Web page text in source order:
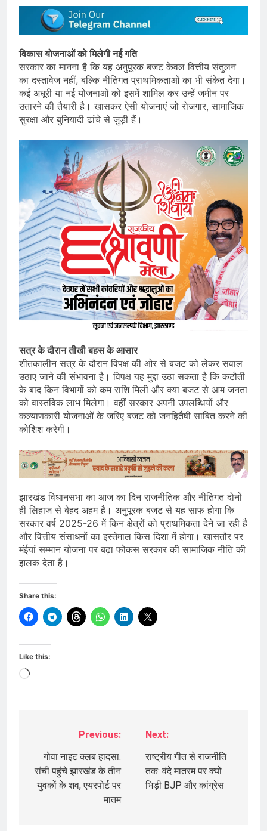
विकास योजनाओं को मिलेगी नई गति
सरकार का मानना है कि यह अनुपूरक बजट केवल वित्तीय संतुलन
का दस्तावेज नहीं, बल्कि नीतिगत प्राथमिकताओं का भी संकेत देगा।
कई अधूरी या नई योजनाओं को इसमें शामिल कर उन्हें जमीन पर
उतारने की तैयारी है। खासकर ऐसी योजनाएं जो रोजगार, सामाजिक
सुरक्षा और बुनियादी ढांचे से जुड़ी हैं।
सत्र के दौरान तीखी बहस के आसार
शीतकालीन सत्र के दौरान विपक्ष की ओर से बजट को लेकर सवाल
उठाए जाने की संभावना है। विपक्ष यह मुद्दा उठा सकता है कि कटौती
के बाद किन विभागों को कम राशि मिली और क्या बजट से आम जनता
को वास्तविक लाभ मिलेगा। वहीं सरकार अपनी उपलब्धियों और
कल्याणकारी योजनाओं के जरिए बजट को जनहितैषी साबित करने की
कोशिश करेगी।
झारखंड विधानसभा का आज का दिन राजनीतिक और नीतिगत दोनों
ही लिहाज से बेहद अहम है। अनुपूरक बजट से यह साफ होगा कि
सरकार वर्ष 2025-26 में किन क्षेत्रों को प्राथमिकता देने जा रही है
और वित्तीय संसाधनों का इस्तेमाल किस दिशा में होगा। खासतौर पर
मंईयां सम्मान योजना पर बढ़ा फोकस सरकार की सामाजिक नीति की
झलक देता है।
Share this:
Like this:
Loading…
navigation
Previous:
गोवा नाइट क्लब हादसा:
रांची पहुंचे झारखंड के तीन
युवकों के शव, एयरपोर्ट पर
मातम
Next:
राष्ट्रीय गीत से राजनीति
तक: वंदे मातरम पर क्यों
भिड़ी BJP और कांग्रेस